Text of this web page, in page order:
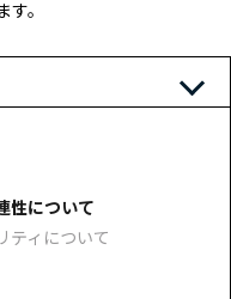
。
性について
ティについて